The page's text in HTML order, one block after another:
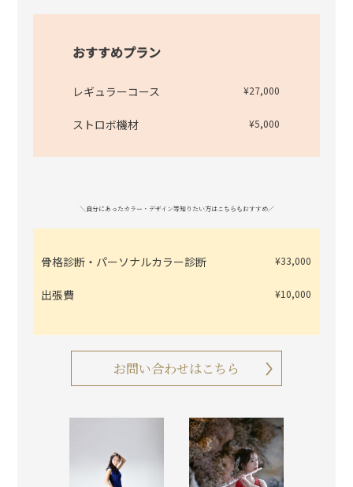
おすすめプラン
レギュラーコース ¥27,000
ストロボ機材 ¥5,000
＼自分にあったカラー・デザイン等知りたい方はこちらもおすすめ／
骨格診断・パーソナルカラー診断 ¥33,000
出張費 ¥10,000
お問い合わせはこちら